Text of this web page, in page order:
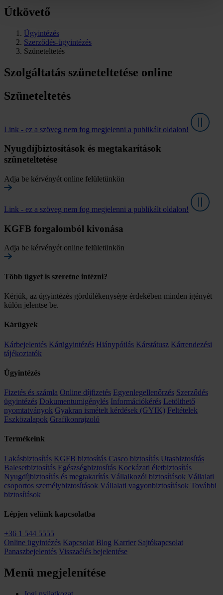
Útkövető
Ügyintézés
Szerződés-ügyintézés
Szüneteltetés
Szolgáltatás szüneteltetése online
Szüneteltetés
Link - ez a szöveg nem fog megjelenni a publikált oldalon!
Nyugdíjbiztosítások és megtakarítások
szüneteltetése
Adja be kérvényét online felületünkön
Link - ez a szöveg nem fog megjelenni a publikált oldalon!
KGFB forgalomból kivonása
Adja be kérvényét online felületünkön
Több ügyet is szeretne intézni?
Kérjük, az ügyintézés gördülékenysége érdekében minden igényét
külön jelentse be.
Kárügyek
Kárbejelentés Kárügyintézés Hiánypótlás Kárstátusz Kárrendezési
tájékoztatók
Ügyintézés
Fizetés és számla Online díjfizetés Egyenlegellenőrzés Szerződés
ügyintézés Dokumentumigénylés Információkérés Letölthető
nyomtatványok Gyakran ismételt kérdések (GYIK) Feltételek
Eszközalapok Grafikonrajzoló
Termékeink
Lakásbiztosítás KGFB biztosítás Casco biztosítás Utasbiztosítás
Balesetbiztosítás Egészségbiztosítás Kockázati életbiztosítás
Nyugdíjbiztosítás és megtakarítás Vállalkozói biztosítások Vállalati
csoportos személybiztosítások Vállalati vagyonbiztosítások További
biztosítások
Lépjen velünk kapcsolatba
+36 1 544 5555
Online ügyintézés Kapcsolat Blog Karrier Sajtókapcsolat
Panaszbejelentés Visszaélés bejelentése
Menü megjelenítése